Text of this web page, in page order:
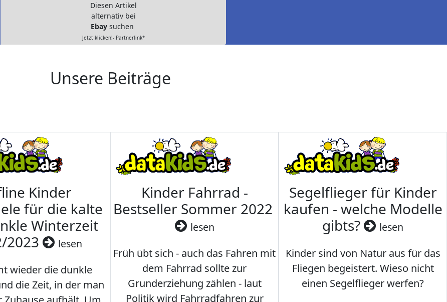
Diesen Artikel
alternativ bei
Ebay suchen
Jetzt klicken!- Partnerlink*
Unsere Beiträge
Kinder
für die kalte
Winterzeit
2023
lesen
wieder die dunkle
die Zeit, in der man
Kinder Fahrrad -
Bestseller Sommer 2022
lesen
Früh übt sich - auch das Fahren mit
dem Fahrrad sollte zur
Grunderziehung zählen - laut
Politik wird Fahrradfahren zur
Segelflieger für Kinder
kaufen - welche Modelle
gibts?
lesen
Kinder sind von Natur aus für das
Fliegen begeistert. Wieso nicht
einen Segelflieger werfen?